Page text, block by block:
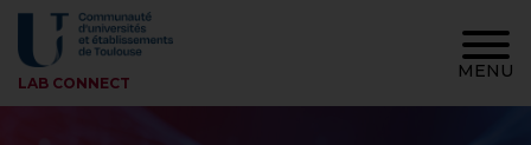
LAB CONNECT
MENU